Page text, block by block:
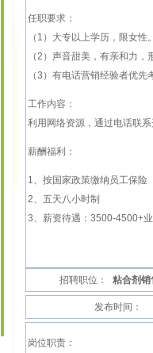
任职要求：
（1）大专以上学历，限女性
（2）声音甜美，有亲和力，
（3）有电话营销经验者优先
工作内容：
利用网络资源，通过电话联
薪酬福利：
1、按国家政策缴纳员工保险
2、五天八小时制
3、薪资待遇：3500-4500+
招聘职位： 粘合剂销
发布时间：
岗位职责：